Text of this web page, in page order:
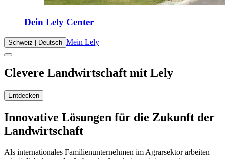
Dein Lely Center
Schweiz | Deutsch Mein Lely
Clevere Landwirtschaft mit Lely
Entdecken
Innovative Lösungen für die Zukunft der
Landwirtschaft
Als internationales Familienunternehmen im Agrarsektor arbeiten